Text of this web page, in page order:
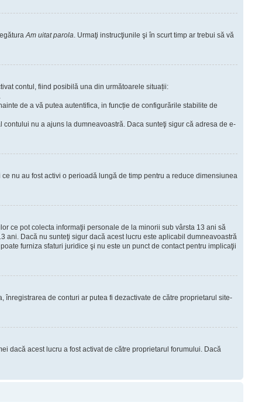
Am uitat parola . Urmaţi instrucţiunile şi în scurt timp ar trebui să vă
contul, fiind posibilă una din următoarele situații:
de a vă putea autentifica, in funcție de configurările stabilite de
nu a ajuns la dumneavoastră. Daca sunteţi sigur că adresa de e-
nu au fost activi o perioadă lungă de timp pentru a reduce dimensiunea
ce pot colecta informaţii personale de la minorii sub vârsta 13 ani să
Dacă nu sunteţi sigur dacă acest lucru este aplicabil dumneavoastră
furniza sfaturi juridice şi nu este un punct de contact pentru implicaţii
de conturi ar putea fi dezactivate de către proprietarul site-
dacă acest lucru a fost activat de către proprietarul forumului. Dacă